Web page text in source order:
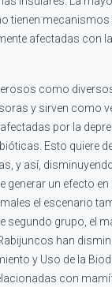
tienen
afectadas
como
y sirven
por la
Esto
y así,
un efecto
el escenario
segundo grupo,
han
y Uso de la
con